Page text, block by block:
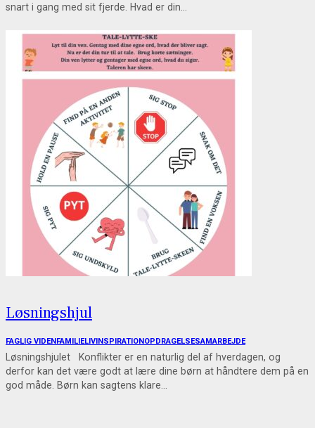
snart i gang med sit fjerde. Hvad er din…
Løsningshjul
FAGLIG VIDENFAMILIELIVINSPIRATIONOPDRAGELSESAMARBEJDE
Løsningshjulet Konflikter er en naturlig del af hverdagen, og
derfor kan det være godt at lære dine børn at håndtere dem på en
god måde. Børn kan sagtens klare…